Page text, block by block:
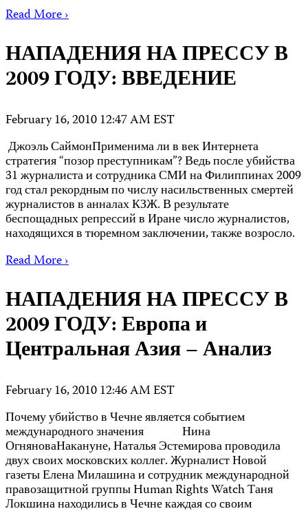
Read More ›
НАПАДЕНИЯ НА ПРЕССУ В
2009 ГОДУ: ВВЕДЕНИЕ
February 16, 2010 12:47 AM EST
Джоэль СаймонПрименима ли в век Интернета
стратегия “позор преступникам”? Ведь после убийства
31 журналиста и сотрудника СМИ на Филиппинах 2009
год стал рекордным по числу насильственных смертей
журналистов в анналах КЗЖ. В результате
беспощадных репрессий в Иране число журналистов,
находящихся в тюремном заключении, также возросло.
Read More ›
НАПАДЕНИЯ НА ПРЕССУ В
2009 ГОДУ: Европа и
Центральная Азия – Анализ
February 16, 2010 12:46 AM EST
Почему убийство в Чечне является событием
международного значения Нина
ОгняноваНакануне, Наталья Эстемирова проводила
двух своих московских коллег. Журналист Новой
газеты Елена Милашина и сотрудник международной
правозащитной группы Human Rights Watch Таня
Локшина находились в Чечне каждая со своим